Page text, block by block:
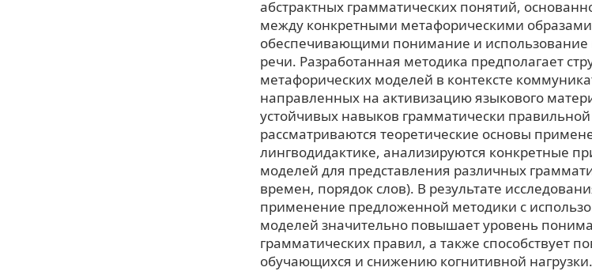
абстрактных грамматических понятий,
между конкретными метафорическими
обеспечивающими понимание и использование
речи. Разработанная методика предполагает
метафорических моделей в контексте
направленных на активизацию языкового
устойчивых навыков грамматически правильной
рассматриваются теоретические основы
лингводидактике, анализируются конкретные
моделей для представления различных
времен, порядок слов). В результате
применение предложенной методики с
моделей значительно повышает уровень
грамматических правил, а также способствует
обучающихся и снижению когнитивной нагрузки.